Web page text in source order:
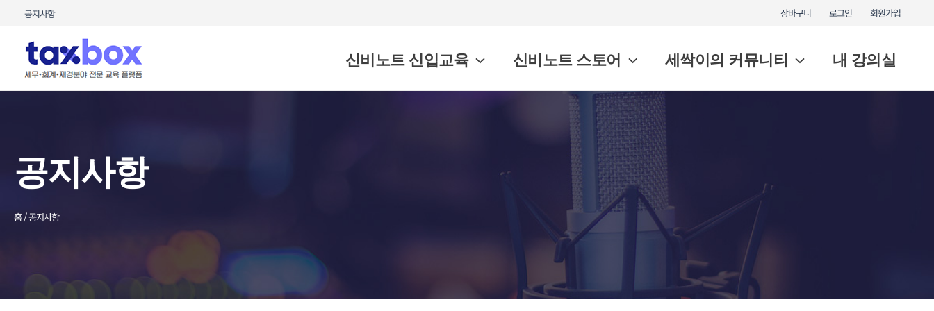
콘텐츠로공지사항 장바구니 로그인 회원가입
신비노트 신입교육 신비노트 스토어 세싹이의 커뮤니티 내 강의실
공지사항
홈 / 공지사항